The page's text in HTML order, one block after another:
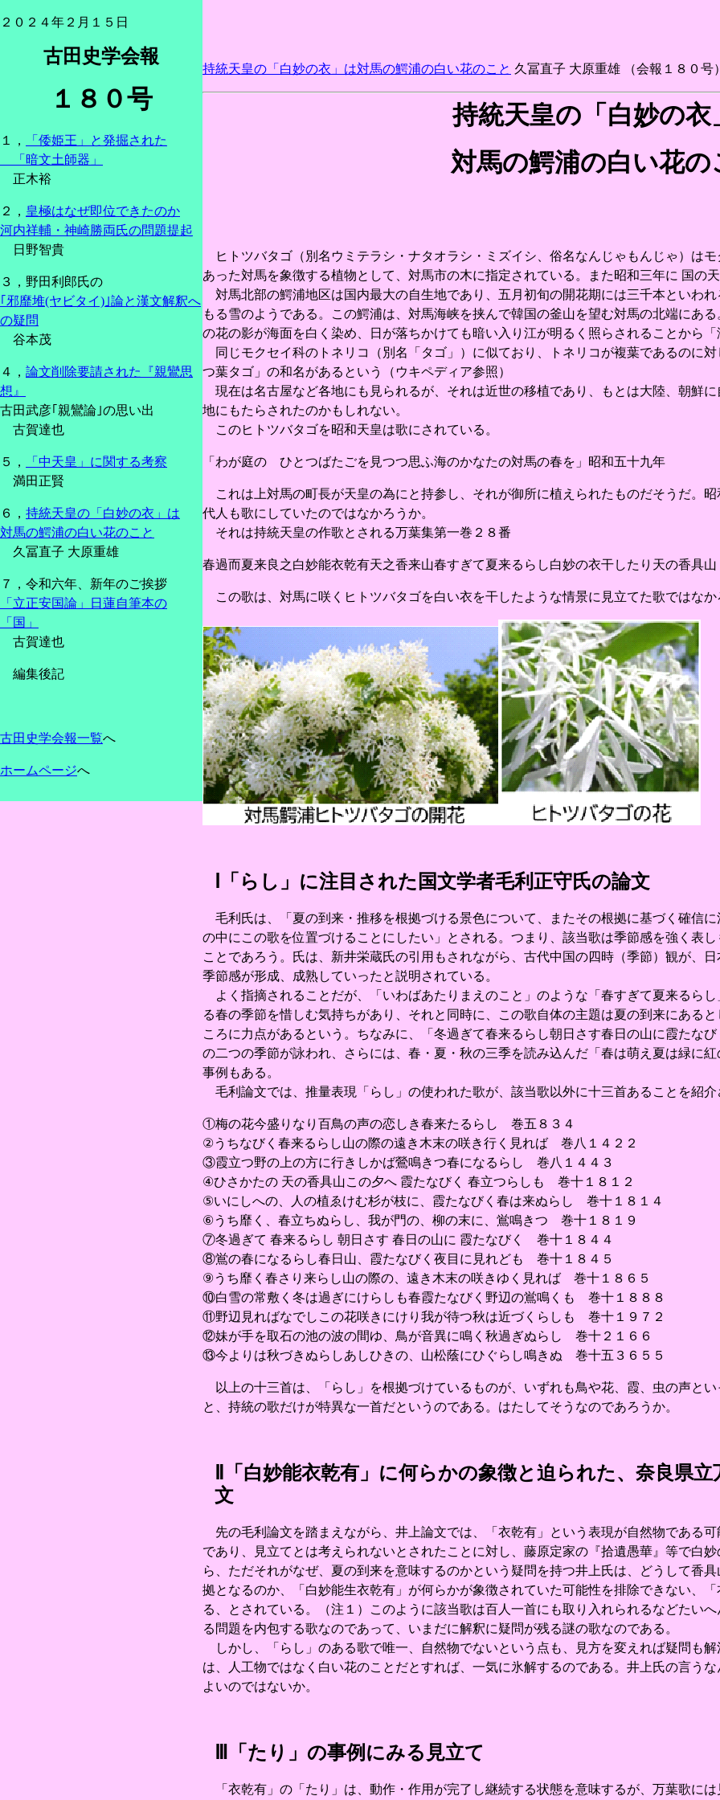
２０２４年２月１５日
古田史学会報
１８０号
１，
「倭姫王」と発掘された
「暗文土師器」
正木裕
２， 皇極はなぜ即位できたのか
河内祥輔・神崎勝両氏の問題提起
日野智貴
３，野田利郎氏の
｢邪靡堆(ヤビタイ)｣論と漢文解釈へ
の疑問
谷本茂
４， 論文削除要請された『親鸞思
想』
古田武彦｢親鸞論｣の思い出
古賀達也
５，
「中天皇」に関する考察
満田正賢
６， 持統天皇の「白妙の衣」は
対馬の鰐浦の白い花のこと
久冨直子 大原重雄
７，令和六年、新年のご挨拶
「立正安国論」日蓮自筆本の
「国」
古賀達也
編集後記
古田史学会報一覧へ
ホームページへ
持統天皇の「白妙の衣」は対馬の鰐浦の白い花のこと 久冨直子 大原重雄 （会報１８０号
持統天皇の「白妙の衣
対馬の鰐浦の白い花の
ヒトツバタゴ（別名ウミテラシ・ナタオラシ・ミズイシ、俗名なんじゃもんじゃ）は
あった対馬を象徴する植物として、対馬市の木に指定されている。また昭和三年に 国の
対馬北部の鰐浦地区は国内最大の自生地であり、五月初旬の開花期には三千本といわ
もる雪のようである。この鰐浦は、対馬海峡を挟んで韓国の釜山を望む対馬の北端にあ
の花の影が海面を白く染め、日が落ちかけても暗い入り江が明るく照らされることから「
同じモクセイ科のトネリコ（別名「タゴ」）に似ており、トネリコが複葉であるのに
つ葉タゴ」の和名があるという（ウキペディア参照）
現在は名古屋など各地にも見られるが、それは近世の移植であり、もとは大陸、朝鮮
地にもたらされたのかもしれない。
このヒトツバタゴを昭和天皇は歌にされている。
「わが庭の ひとつばたごを見つつ思ふ海のかなたの対馬の春を」昭和五十九年
これは上対馬の町長が天皇の為にと持参し、それが御所に植えられたものだそうだ。
代人も歌にしていたのではなかろうか。
それは持統天皇の作歌とされる万葉集第一巻２８番
春過而夏来良之白妙能衣乾有天之香来山春すぎて夏来るらし白妙の衣干したり天の香具山
この歌は、対馬に咲くヒトツバタゴを白い衣を干したような情景に見立てた歌ではなか
Ⅰ「らし」に注目された国文学者毛利正守氏の論文
毛利氏は、「夏の到来・推移を根拠づける景色について、またその根拠に基づく確信
の中にこの歌を位置づけることにしたい」とされる。つまり、該当歌は季節感を強く表
ことであろう。氏は、新井栄蔵氏の引用もされながら、古代中国の四時（季節）観が、
季節感が形成、成熟していったと説明されている。
よく指摘されることだが、「いわばあたりまえのこと」のような「春すぎて夏来るら
る春の季節を惜しむ気持ちがあり、それと同時に、この歌自体の主題は夏の到来にある
ころに力点があるという。ちなみに、「冬過ぎて春来るらし朝日さす春日の山に霞たな
の二つの季節が詠われ、さらには、春・夏・秋の三季を読み込んだ「春は萌え夏は緑に
事例もある。
毛利論文では、推量表現「らし」の使われた歌が、該当歌以外に十三首あることを紹介
①梅の花今盛りなり百鳥の声の恋しき春来たるらし 巻五８３４
②うちなびく春来るらし山の際の遠き木末の咲き行く見れば 巻八１４２２
③霞立つ野の上の方に行きしかば鶯鳴きつ春になるらし 巻八１４４３
④ひさかたの 天の香具山この夕へ 霞たなびく 春立つらしも 巻十１８１２
⑤いにしへの、人の植ゑけむ杉が枝に、霞たなびく春は来ぬらし 巻十１８１４
⑥うち靡く、春立ちぬらし、我が門の、柳の末に、鴬鳴きつ 巻十１８１９
⑦冬過ぎて 春来るらし 朝日さす 春日の山に 霞たなびく 巻十１８４４
⑧鴬の春になるらし春日山、霞たなびく夜目に見れども 巻十１８４５
⑨うち靡く春さり来らし山の際の、遠き木末の咲きゆく見れば 巻十１８６５
⑩白雪の常敷く冬は過ぎにけらしも春霞たなびく野辺の鴬鳴くも 巻十１８８８
⑪野辺見ればなでしこの花咲きにけり我が待つ秋は近づくらしも 巻十１９７２
⑫妹が手を取石の池の波の間ゆ、鳥が音異に鳴く秋過ぎぬらし 巻十２１６６
⑬今よりは秋づきぬらしあしひきの、山松蔭にひぐらし鳴きぬ 巻十五３６５５
以上の十三首は、「らし」を根拠づけているものが、いずれも鳥や花、霞、虫の声と
と、持統の歌だけが特異な一首だというのである。はたしてそうなのであろうか。
Ⅱ「白妙能衣乾有」に何らかの象徴と迫られた、奈良県
文
先の毛利論文を踏まえながら、井上論文では、「衣乾有」という表現が自然物である
であり、見立てとは考えられないとされたことに対し、藤原定家の『拾遺愚華』等で白
ら、ただそれがなぜ、夏の到来を意味するのかという疑問を持つ井上氏は、どうして香
拠となるのか、「白妙能生衣乾有」が何らかが象徴されていた可能性を排除できない、
る、とされている。（注１）このように該当歌は百人一首にも取り入れられるなどたい
る問題を内包する歌なのであって、いまだに解釈に疑問が残る謎の歌なのである。
しかし、「らし」のある歌で唯一、自然物でないという点も、見方を変えれば疑問も
は、人工物ではなく白い花のことだとすれば、一気に氷解するのである。井上氏の言う
よいのではないか。
Ⅲ「たり」の事例にみる見立て
「衣乾有」の「たり」は、動作・作用が完了し継続する状態を意味するが、万葉歌には